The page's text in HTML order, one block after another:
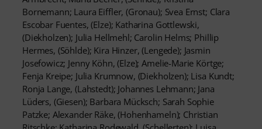
Bornemann; Laura Eiffler, (Gronau); Svea Ernst; Clara
Escobar Fuentes, (Elze); Katharina Gottlewski,
(Diekholzen); Julia Hellmehl; Carolin Helms; Phillip
Hermes, (Söhlde); Kira Hinzer, (Lengede); Jasmin
Josefowicz; Jenny Köhn, (Elze); Amelie-Marie Körtge;
Fenja Kreipe; Julia Krumnow, (Diekholzen); Lisa Kundt;
Ronja Lange, (Lahstedt); Johannes Lehmann; Jana
Lüders, (Giesen); Barbara Mücksch; Sarah Sophie
Patzke; Alexander Räke, (Hohenhameln); Christian